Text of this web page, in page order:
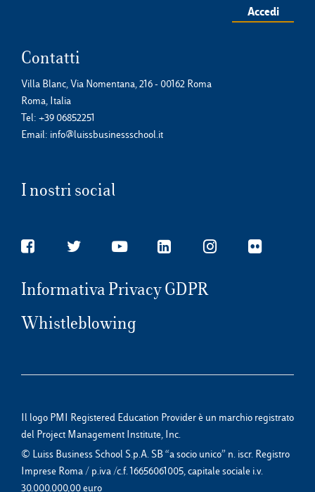
Accedi
Contatti
Villa Blanc, Via Nomentana, 216 - 00162 Roma
Roma, Italia
Tel: +39 06852251
Email: info@luissbusinessschool.it
I nostri social
Informativa Privacy GDPR
Whistleblowing
Il logo PMI Registered Education Provider è un marchio registrato
del Project Management Institute, Inc.
© Luiss Business School S.p.A. SB “a socio unico” n. iscr. Registro
Imprese Roma / p.iva /c.f. 16656061005, capitale sociale i.v.
30.000.000,00 euro